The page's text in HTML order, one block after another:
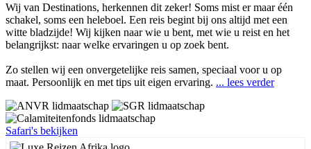
Wij van Destinations, herkennen dit zeker! Soms mist er maar één
schakel, soms een heleboel. Een reis begint bij ons altijd met een
witte bladzijde! Wij kijken naar wie u bent, met wie u reist en het
belangrijkst: naar welke ervaringen u op zoek bent.
Zo stellen wij een onvergetelijke reis samen, speciaal voor u op
maat. Persoonlijk en met tips uit eigen ervaring. ... lees verder
Safari's bekijken